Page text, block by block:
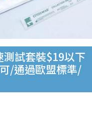
測試套裝$19以下
/通過歐盟標準/